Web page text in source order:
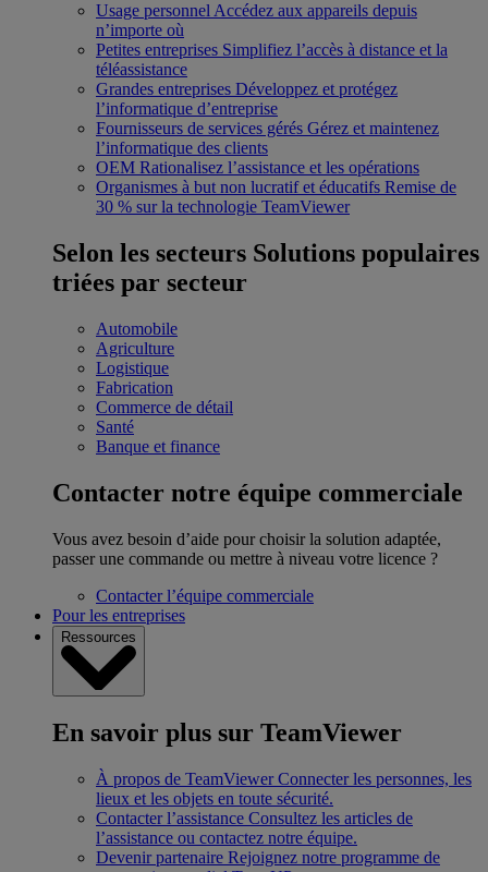
Usage personnel Accédez aux appareils depuis
n’importe où
Petites entreprises Simplifiez l’accès à distance et la
téléassistance
Grandes entreprises Développez et protégez
l’informatique d’entreprise
Fournisseurs de services gérés Gérez et maintenez
l’informatique des clients
OEM Rationalisez l’assistance et les opérations
Organismes à but non lucratif et éducatifs Remise de
30 % sur la technologie TeamViewer
Selon les secteurs Solutions populaires
triées par secteur
Automobile
Agriculture
Logistique
Fabrication
Commerce de détail
Santé
Banque et finance
Contacter notre équipe commerciale
Vous avez besoin d’aide pour choisir la solution adaptée,
passer une commande ou mettre à niveau votre licence ?
Contacter l’équipe commerciale
Pour les entreprises
Ressources
En savoir plus sur TeamViewer
À propos de TeamViewer Connecter les personnes, les
lieux et les objets en toute sécurité.
Contacter l’assistance Consultez les articles de
l’assistance ou contactez notre équipe.
Devenir partenaire Rejoignez notre programme de